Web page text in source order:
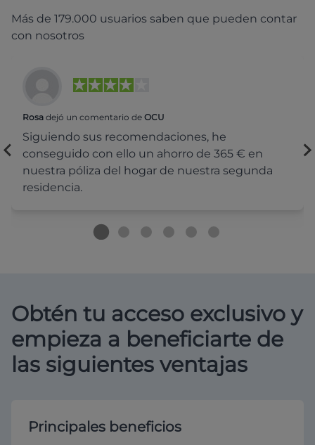
Más de 179.000 usuarios saben que pueden contar
con nosotros
Rosa dejó un comentario de OCU
Siguiendo sus recomendaciones, he
conseguido con ello un ahorro de 365 € en
nuestra póliza del hogar de nuestra segunda
residencia.
Obtén tu acceso exclusivo y
empieza a beneficiarte de
las siguientes ventajas
Principales beneficios